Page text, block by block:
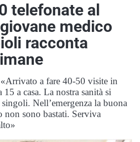
telefonate al
medico
racconta
a fare 40-50 visite in
a casa. La nostra sanità si
Nell’emergenza la buona
non sono bastati. Serviva